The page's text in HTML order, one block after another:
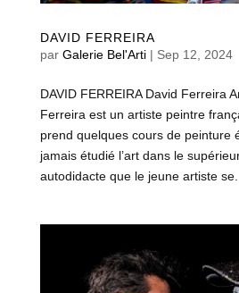
DAVID FERREIRA
par Galerie Bel'Arti| Sep 12, 2024
DAVID FERREIRA David Ferreira
Ferreira est un artiste peintre
prend quelques cours de peinture
jamais étudié l’art dans le
autodidacte que le jeune artiste